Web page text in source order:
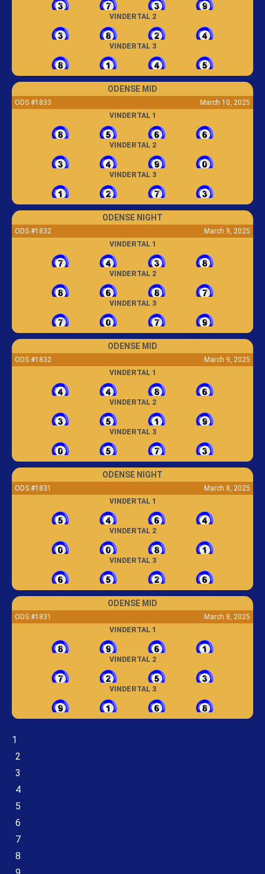
VINDERTAL 2
VINDERTAL 3
ODENSE MID
ODS #1833
March 10, 2025
VINDERTAL 1
VINDERTAL 2
VINDERTAL 3
ODENSE NIGHT
ODS #1832
March 9, 2025
VINDERTAL 1
VINDERTAL 2
VINDERTAL 3
ODENSE MID
ODS #1832
March 9, 2025
VINDERTAL 1
VINDERTAL 2
VINDERTAL 3
ODENSE NIGHT
ODS #1831
March 8, 2025
VINDERTAL 1
VINDERTAL 2
VINDERTAL 3
ODENSE MID
ODS #1831
March 8, 2025
VINDERTAL 1
VINDERTAL 2
VINDERTAL 3
1
2
3
4
5
6
7
8